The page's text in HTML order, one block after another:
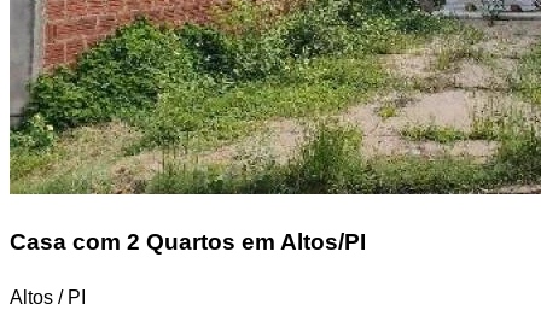
Casa com 2 Quartos em Altos/PI
Altos / PI